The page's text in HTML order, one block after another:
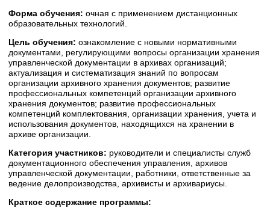
Форма обучения: очная с применением дистанционных
образовательных технологий.
Цель обучения: ознакомление с новыми нормативными
документами, регулирующими вопросы организации хранения
управленческой документации в архивах организаций;
актуализация и систематизация знаний по вопросам
организации архивного хранения документов; развитие
профессиональных компетенций организации архивного
хранения документов; развитие профессиональных
компетенций комплектования, организации хранения, учета и
использования документов, находящихся на хранении в
архиве организации.
Категория участников: руководители и специалисты служб
документационного обеспечения управления, архивов
управленческой документации, работники, ответственные за
ведение делопроизводства, архивисты и архивариусы.
Краткое содержание программы: